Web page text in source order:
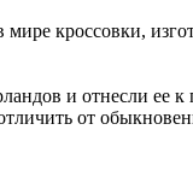
кроссовки,
и отнесли ее
от